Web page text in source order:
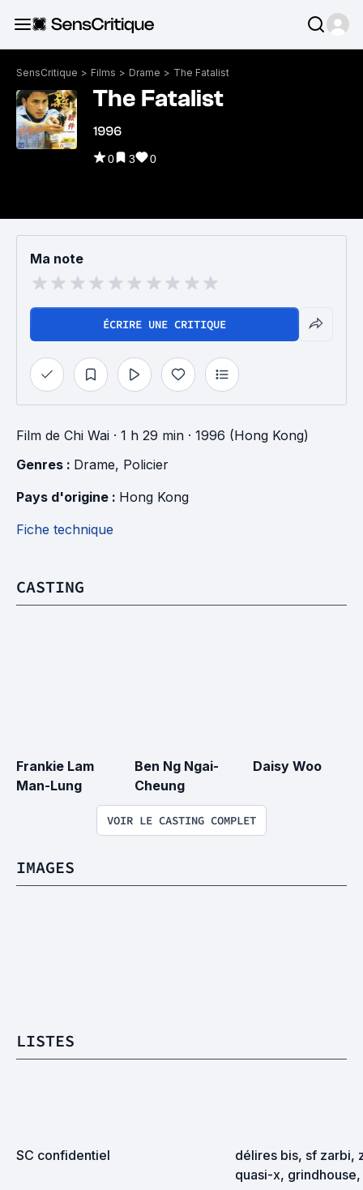
SensCritique > Films > Drame > The Fatalist
The Fatalist
1996
0 3 0
Ma note
ÉCRIRE UNE CRITIQUE
Film de Chi Wai · 1 h 29 min · 1996 (Hong Kong)
Genres : Drame, Policier
Pays d'origine : Hong Kong
Fiche technique
CASTING
Frankie Lam
Man-Lung
Ben Ng Ngai-
Cheung
Daisy Woo
VOIR LE CASTING COMPLET
IMAGES
LISTES
SC confidentiel
délires bis, sf zarbi,
quasi-x,